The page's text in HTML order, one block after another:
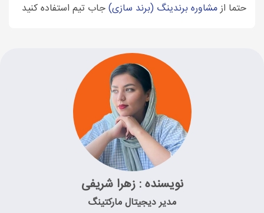
حتما ازمشاوره برندینگ (برند سازی)جاب تیم استفاده کنید
نویسنده : زهرا شریفی
مدیر دیجیتال مارکتینگ